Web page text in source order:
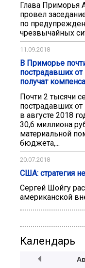
Глава Приморья
провел
по
чрезвычайных
11.09.2018
В Приморье
пострадавших
получат
Почти 2 тысячи
пострадавших
в августе 2018
30,6 миллиона
материальной
бюджета,...
20.07.2018
США: стратегия
Сергей Шойгу
американской
Календарь